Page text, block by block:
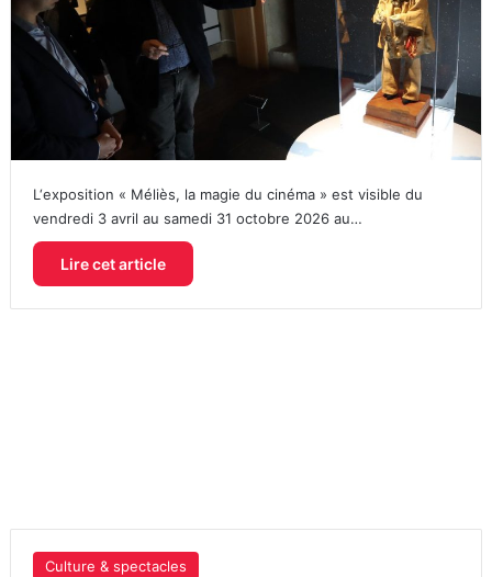
L‘exposition « Méliès, la magie du cinéma » est visible du
vendredi 3 avril au samedi 31 octobre 2026 au…
Lire cet article
Culture & spectacles